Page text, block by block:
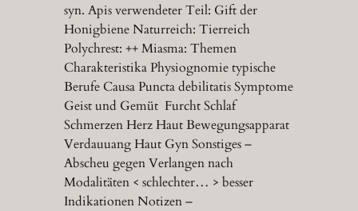
syn. Apis verwendeter Teil: Gift der
Honigbiene Naturreich: Tierreich
Polychrest: ++ Miasma: Themen
Charakteristika Physiognomie typische
Berufe Causa Puncta debilitatis Symptome
Geist und Gemüt Furcht Schlaf
Schmerzen Herz Haut Bewegungsapparat
Verdauuang Haut Gyn Sonstiges –
Abscheu gegen Verlangen nach
Modalitäten < schlechter… > besser
Indikationen Notizen –